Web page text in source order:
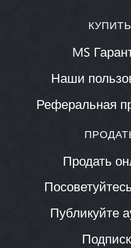
КУПИТЬ
MS
Наши
Реферальная
Продать
Публикуйте